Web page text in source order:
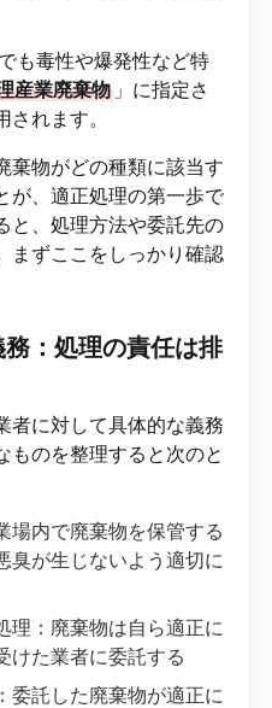
も毒性や爆発性など特
産業廃棄物 」に指定さ
れます。
棄物がどの種類に該当す
が、適正処理の第一歩で
と、処理方法や委託先の
まずここをしっかり確認
：処理の責任は排
者に対して具体的な義務
ものを整理すると次のと
場内で廃棄物を保管する
臭が生じないよう適切に
理：廃棄物は自ら適正に
けた業者に委託する
委託した廃棄物が適正に